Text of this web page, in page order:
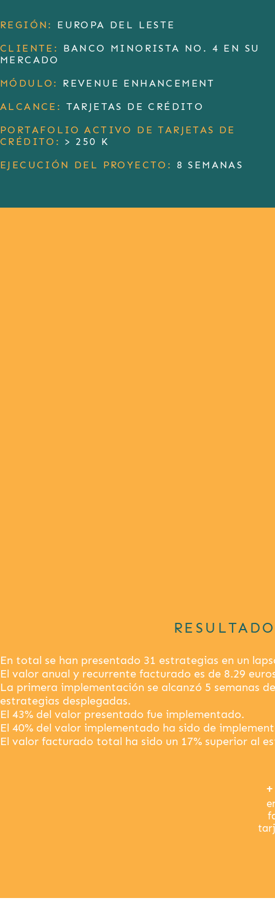
REGIÓN:
EUROPA DEL LESTE
CLIENTE: BANCO MINORISTA NO. 4 EN SU
MERCADO
MÓDULO: REVENUE ENHANCEMENT
ALCANCE: TARJETAS DE CRÉDITO
PORTAFOLIO ACTIVO DE TARJETAS DE
CRÉDITO: > 250 K
EJECUCIÓN DEL PROYECTO:
8 SEMANAS
En total se han presentado 31 estrategias en un
El valor anual y recurrente facturado es de 8.29
La primera implementación se alcanzó 5 semanas
estrategias desplegadas.
El 43% del valor presentado fue implementado.
El 40% del valor implementado ha sido de
El valor facturado total ha sido un 17% superior al